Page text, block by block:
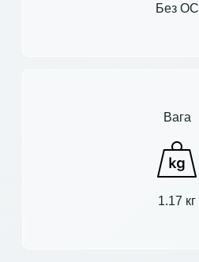
Без ОС
Вага
1.17 кг